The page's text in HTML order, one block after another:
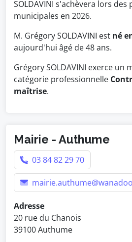
SOLDAVINI s'achèvera lors
municipales en 2026.
M. Grégory SOLDAVINI est né
aujourd'hui âgé de 48 ans.
Grégory SOLDAVINI exerce un
catégorie professionnelle
maîtrise.
Mairie - Authume
03 84 82 29 70
Adresse
20 rue du Chanois
39100 Authume